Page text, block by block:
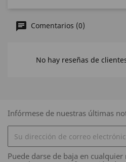
Comentarios (0)
No hay reseñas de
Infórmese de nuestras últimas
Puede darse de baja en